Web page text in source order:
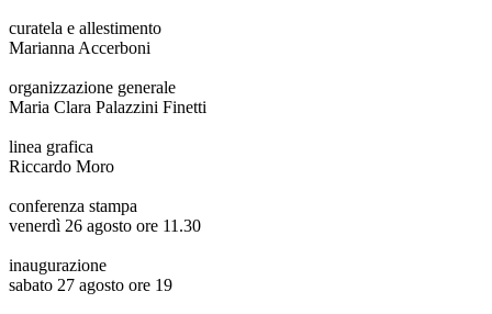
curatela e allestimento
Marianna Accerboni
organizzazione generale
Maria Clara Palazzini Finetti
linea grafica
Riccardo Moro
conferenza stampa
venerdì 26 agosto ore 11.30
inaugurazione
sabato 27 agosto ore 19